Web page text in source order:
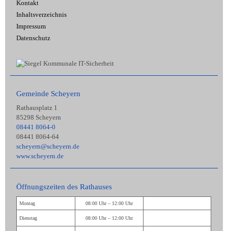
Kontakt
Inhaltsverzeichnis
Impressum
Datenschutz
Gemeinde Scheyern
Rathausplatz 1
85298 Scheyern
08441 8064-0
08441 8064-64
scheyern@scheyern.de
www.scheyern.de
Öffnungszeiten des Rathauses
Montag 08:00 Uhr – 12:00 Uhr
Dienstag 08:00 Uhr – 12:00 Uhr